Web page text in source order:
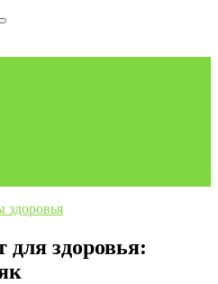
здоровья
здоровья: